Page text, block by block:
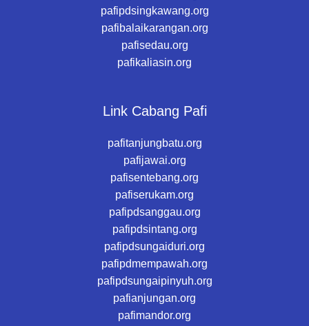
pafipdsingkawang.org
pafibalaikarangan.org
pafisedau.org
pafikaliasin.org
Link Cabang Pafi
pafitanjungbatu.org
pafijawai.org
pafisentebang.org
pafiserukam.org
pafipdsanggau.org
pafipdsintang.org
pafipdsungaiduri.org
pafipdmempawah.org
pafipdsungaipinyuh.org
pafianjungan.org
pafimandor.org